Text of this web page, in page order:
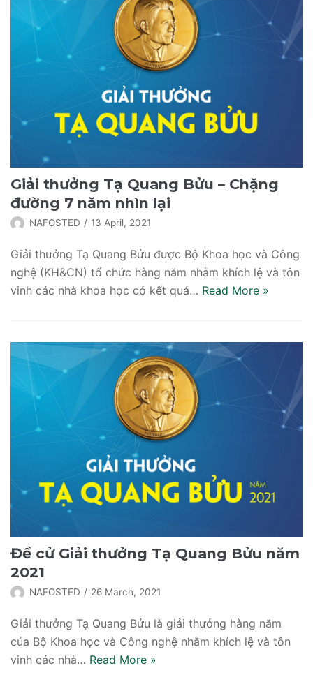
Giải thưởng Tạ Quang Bửu – Chặng
đường 7 năm nhìn lại
NAFOSTED 13 April, 2021
Giải thưởng Tạ Quang Bửu được Bộ Khoa học và Công
nghệ (KH&CN) tổ chức hàng năm nhằm khích lệ và tôn
vinh các nhà khoa học có kết quả… Read More »
Đề cử Giải thưởng Tạ Quang Bửu năm
2021
NAFOSTED 26 March, 2021
Giải thưởng Tạ Quang Bửu là giải thưởng hàng năm
của Bộ Khoa học và Công nghệ nhằm khích lệ và tôn
vinh các nhà… Read More »